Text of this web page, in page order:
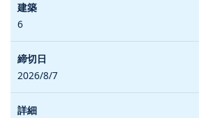
6
2026/8/7